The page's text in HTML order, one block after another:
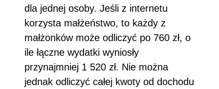
dla jednej osoby. Jeśli z internetu
korzysta małżeństwo, to każdy z
małżonków może odliczyć po 760 zł, o
ile łączne wydatki wyniosły
przynajmniej 1 520 zł. Nie można
jednak odliczyć całej kwoty od dochodu